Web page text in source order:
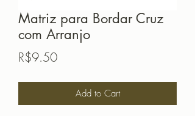
Matriz para Bordar Cruz
com Arranjo
R$9.50Price
Add to Cart